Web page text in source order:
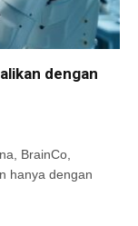
dengan
BrainCo,
hanya dengan